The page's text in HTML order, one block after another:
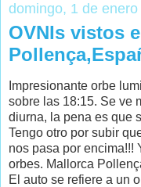
domingo, 1 de
OVNIs vistos
Impresionante orbe
sobre las 18:15. Se ve
diurna, la pena es que
Tengo otro por subir
nos pasa por encima!!!
orbes. Mallorca
El auto se refiere a un